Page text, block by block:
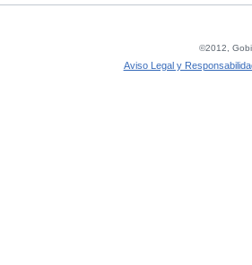
©2012,
Aviso Legal y